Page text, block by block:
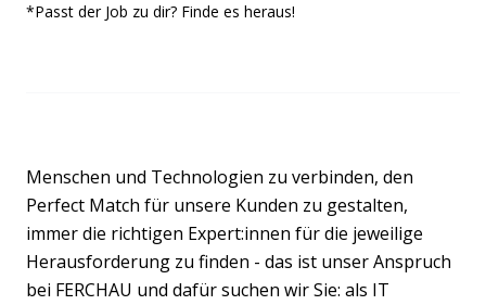
*Passt der Job zu dir? Finde es heraus!
Menschen und Technologien zu verbinden, den
Perfect Match für unsere Kunden zu gestalten,
immer die richtigen Expert:innen für die jeweilige
Herausforderung zu finden - das ist unser Anspruch
bei FERCHAU und dafür suchen wir Sie: als IT